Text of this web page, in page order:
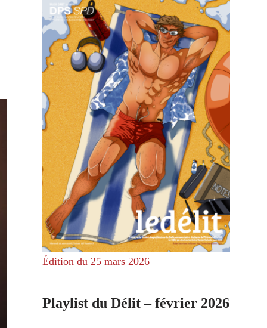
Édition du 25 mars 2026
Playlist du Délit – février 2026